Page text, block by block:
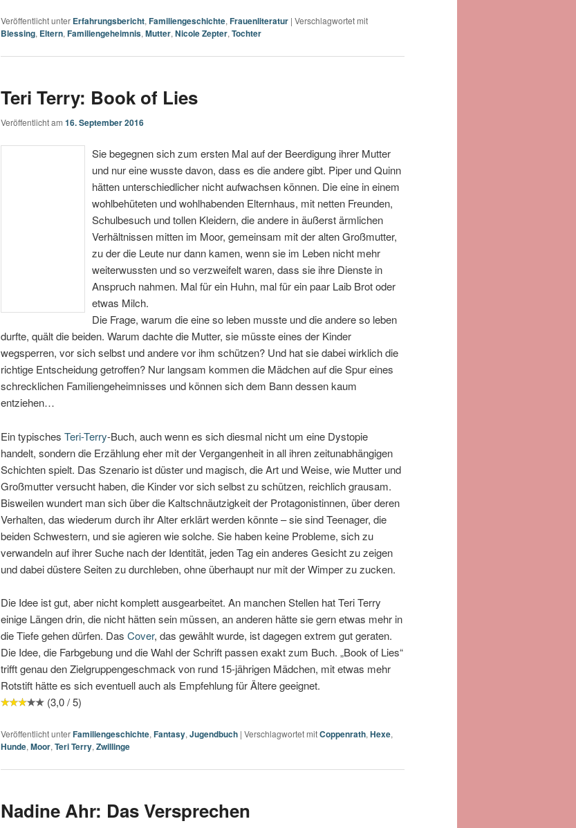
Veröffentlicht unter Erfahrungsbericht, Familiengeschichte, Frauenliteratur | Verschlagwortet mit
Blessing, Eltern, Familiengeheimnis, Mutter, Nicole Zepter, Tochter
Teri Terry: Book of Lies
Veröffentlicht am 16. September 2016
Sie begegnen sich zum ersten Mal auf der Beerdigung ihrer Mutter
und nur eine wusste davon, dass es die andere gibt. Piper und Quinn
hätten unterschiedlicher nicht aufwachsen können. Die eine in einem
wohlbehüteten und wohlhabenden Elternhaus, mit netten Freunden,
Schulbesuch und tollen Kleidern, die andere in äußerst ärmlichen
Verhältnissen mitten im Moor, gemeinsam mit der alten Großmutter,
zu der die Leute nur dann kamen, wenn sie im Leben nicht mehr
weiterwussten und so verzweifelt waren, dass sie ihre Dienste in
Anspruch nahmen. Mal für ein Huhn, mal für ein paar Laib Brot oder
etwas Milch.
Die Frage, warum die eine so leben musste und die andere so leben
durfte, quält die beiden. Warum dachte die Mutter, sie müsste eines der Kinder
wegsperren, vor sich selbst und andere vor ihm schützen? Und hat sie dabei wirklich die
richtige Entscheidung getroffen? Nur langsam kommen die Mädchen auf die Spur eines
schrecklichen Familiengeheimnisses und können sich dem Bann dessen kaum
entziehen…
Ein typisches Teri-Terry-Buch, auch wenn es sich diesmal nicht um eine Dystopie
handelt, sondern die Erzählung eher mit der Vergangenheit in all ihren zeitunabhängigen
Schichten spielt. Das Szenario ist düster und magisch, die Art und Weise, wie Mutter und
Großmutter versucht haben, die Kinder vor sich selbst zu schützen, reichlich grausam.
Bisweilen wundert man sich über die Kaltschnäutzigkeit der Protagonistinnen, über deren
Verhalten, das wiederum durch ihr Alter erklärt werden könnte – sie sind Teenager, die
beiden Schwestern, und sie agieren wie solche. Sie haben keine Probleme, sich zu
verwandeln auf ihrer Suche nach der Identität, jeden Tag ein anderes Gesicht zu zeigen
und dabei düstere Seiten zu durchleben, ohne überhaupt nur mit der Wimper zu zucken.
Die Idee ist gut, aber nicht komplett ausgearbeitet. An manchen Stellen hat Teri Terry
einige Längen drin, die nicht hätten sein müssen, an anderen hätte sie gern etwas mehr in
die Tiefe gehen dürfen. Das Cover, das gewählt wurde, ist dagegen extrem gut geraten.
Die Idee, die Farbgebung und die Wahl der Schrift passen exakt zum Buch. „Book of Lies“
trifft genau den Zielgruppengeschmack von rund 15-jährigen Mädchen, mit etwas mehr
Rotstift hätte es sich eventuell auch als Empfehlung für Ältere geeignet.
(3,0 / 5)
Veröffentlicht unterFamiliengeschichte, Fantasy, Jugendbuch | Verschlagwortet mitCoppenrath, Hexe,
Hunde, Moor, Teri Terry, Zwillinge
Nadine Ahr: Das Versprechen